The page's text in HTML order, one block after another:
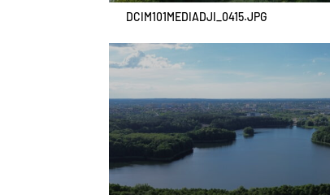
DCIM101MEDIADJI_0415.JPG